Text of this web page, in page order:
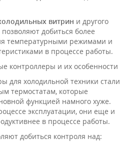
витрин и другого
добиться более
температурными режимами и
в процессе работы.
контроллеры и их особенности
для холодильной техники стали
термостатам, которые
функцией намного хуже.
эксплуатации, они еще и
в процессе работы.
добиться контроля над: